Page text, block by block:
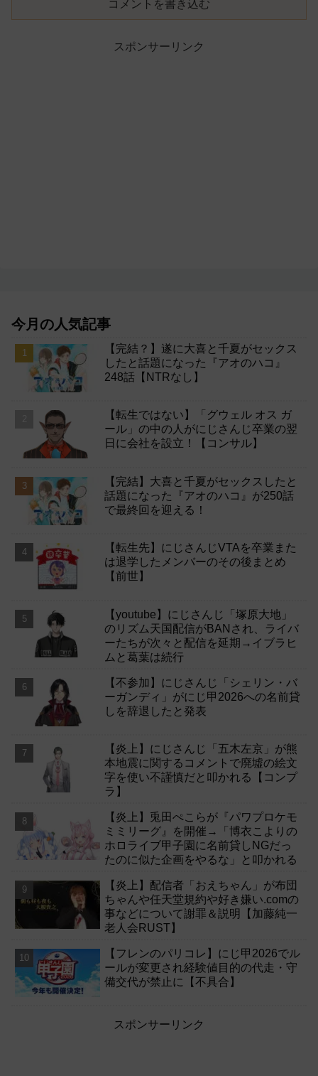
コメントを書き込む
スポンサーリンク
今月の人気記事
【完結？】遂に大喜と千夏がセックス
したと話題になった『アオのハコ』
248話【NTRなし】
【転生ではない】「グウェル オス ガ
ール」の中の人がにじさんじ卒業の翌
日に会社を設立！【コンサル】
【完結】大喜と千夏がセックスしたと
話題になった『アオのハコ』が250話
で最終回を迎える！
【転生先】にじさんじVTAを卒業また
は退学したメンバーのその後まとめ
【前世】
【youtube】にじさんじ「塚原大地」
のリズム天国配信がBANされ、ライバ
ーたちが次々と配信を延期→イブラヒ
ムと葛葉は続行
【不参加】にじさんじ「シェリン・バ
ーガンディ」がにじ甲2026への名前貸
しを辞退したと発表
【炎上】にじさんじ「五木左京」が熊
本地震に関するコメントで廃墟の絵文
字を使い不謹慎だと叩かれる【コンプ
ラ】
【炎上】兎田ぺこらが『パワプロケモ
ミミリーグ』を開催→「博衣こよりの
ホロライブ甲子園に名前貸しNGだっ
たのに似た企画をやるな」と叩かれる
【炎上】配信者「おえちゃん」が布団
ちゃんや任天堂規約や好き嫌い.comの
事などについて謝罪＆説明【加藤純一
老人会RUST】
【フレンのパリコレ】にじ甲2026でル
ールが変更され経験値目的の代走・守
備交代が禁止に【不具合】
スポンサーリンク